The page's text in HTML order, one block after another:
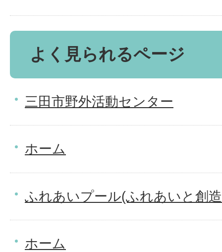
よく見られるページ
三田市野外活動センター
ホーム
ふれあいプール(ふれあいと創
ホーム